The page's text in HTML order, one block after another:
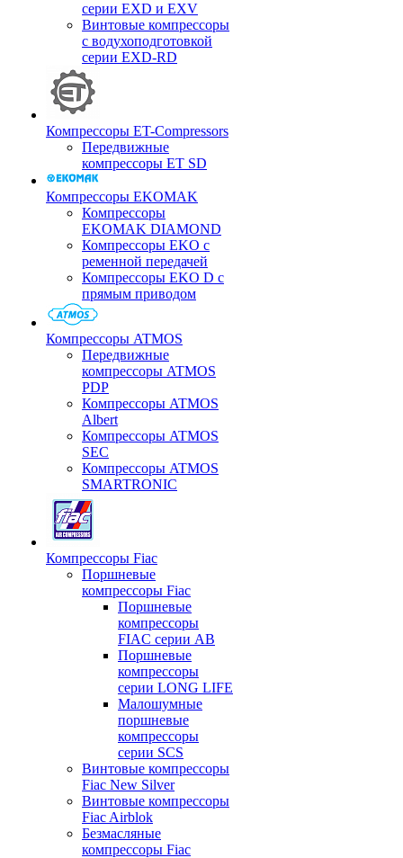
серии EXD и EXV
Винтовые компрессоры
с водухоподготовкой
серии EXD-RD
Компрессоры ET-Compressors
Передвижные
компрессоры ET SD
Компрессоры EKOMAK
Компрессоры
EKOMAK DIAMOND
Компрессоры EKO c
ременной передачей
Компрессоры EKO D с
прямым приводом
Компрессоры ATMOS
Передвижные
компрессоры ATMOS
PDP
Компрессоры ATMOS
Albert
Компрессоры ATMOS
SEC
Компрессоры ATMOS
SMARTRONIC
Компрессоры Fiac
Поршневые
компрессоры Fiac
Поршневые
компрессоры
FIAC серии AB
Поршневые
компрессоры
серии LONG LIFE
Малошумные
поршневые
компрессоры
серии SCS
Винтовые компрессоры
Fiac New Silver
Винтовые компрессоры
Fiac Airblok
Безмасляные
компрессоры Fiac